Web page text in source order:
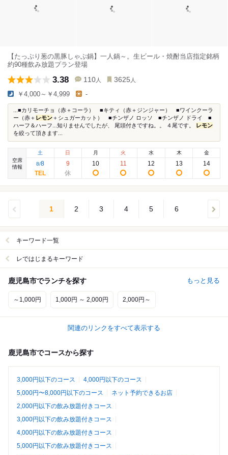
【たっぷり葱の黒豚しゃぶ鍋】一人鍋～。生ビール・焼酎当店指定銘柄
約90種飲み放題プラン登場
3.38 110 人 3625 人
￥4,000～￥4,999 -
...■カリモーチョ（赤＋コーラ） ■キティ（赤＋ジンジャー） ■ワインクーラ
ー（赤＋ レモン＋シュガーカット） ■チンザノ ロッソ ■チンザノ ドライ ■
ハーフ＆ハーフ...知りませんでしたが、 尾頭付きですね。。 ４尾です。 レモン
を絞って頂きます...
空席
情報
土
8/8
日
9
月
10
火
11
水
12
木
13
金
14
1 2 3 4 5 6
キーワード一覧
レではじまるキーワード
鹿児島市でランチを探す もっと見る
～1,000円 1,000円 ～ 2,000円 2,000円～
関連のリンクをすべて表示する
鹿児島市でコースから探す
3,000円以下のコース
4,000円以下のコース
5,000円〜8,000円以下のコース
ネット予約できるお店
2,000円以下の飲み放題付きコース
3,000円以下の飲み放題付きコース
4,000円以下の飲み放題付きコース
5,000円以下の飲み放題付きコース